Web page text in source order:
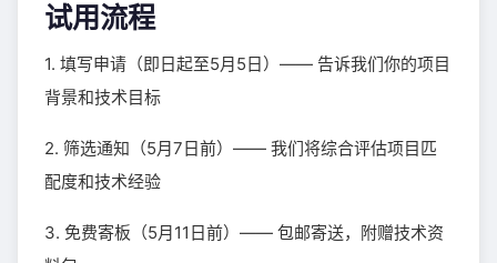
试用流程
1. 填写申请（即日起至5月5日）—— 告诉我们你的项目
背景和技术目标
2. 筛选通知（5月7日前）—— 我们将综合评估项目匹
配度和技术经验
3. 免费寄板（5月11日前）—— 包邮寄送，附赠技术资